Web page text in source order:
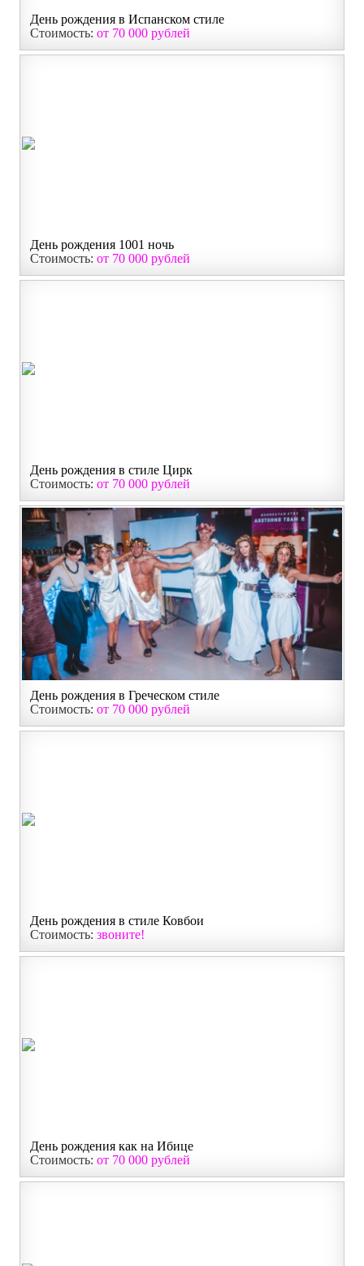
День рождения в Испанском стиле
Стоимость: от 70 000 рублей
День рождения 1001 ночь
Стоимость: от 70 000 рублей
День рождения в стиле Цирк
Стоимость: от 70 000 рублей
День рождения в Греческом стиле
Стоимость: от 70 000 рублей
День рождения в стиле Ковбои
Стоимость: звоните!
День рождения как на Ибице
Стоимость: от 70 000 рублей